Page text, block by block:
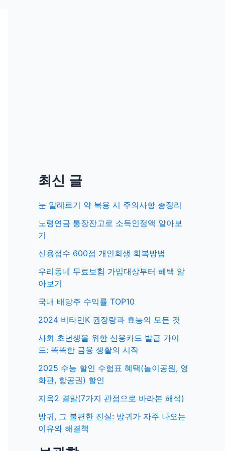
최신 글
눈 알레르기 약 복용 시 주의사항 총정리
노령연금 통장잔고로 소득인정액 알아보
기
신용점수 600점 개인회생 회복방법
우리동네 무료보험 가입대상부터 혜택 알
아보기
국내 배당주 수익률 TOP10
2024 비타민K 권장량과 효능의 모든 것
사회 초년생을 위한 신용카드 발급 가이
드: 똑똑한 금융 생활의 시작
2025 수능 할인 수험표 혜택(놀이공원, 영
화관, 항공권) 할인
지옥2 결말(7가지 관점으로 바라본 해석)
방귀, 그 불편한 진실: 방귀가 자주 나오는
이유와 해결책